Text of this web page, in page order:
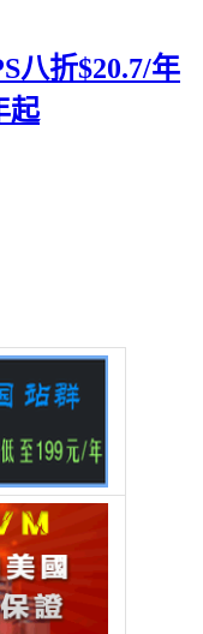
八折$20.7/年
起